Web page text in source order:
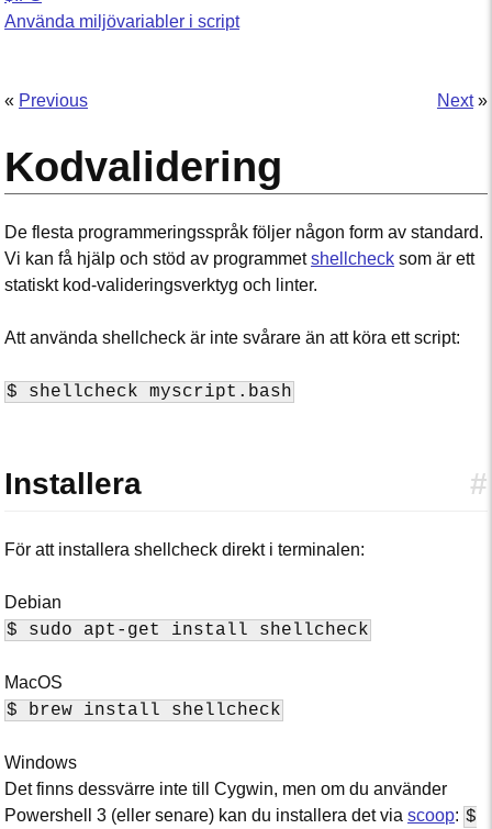
Använda miljövariabler i script
Next»
« Previous
Kodvalidering
De flesta programmeringsspråk följer någon form av standard.
Vi kan få hjälp och stöd av programmetshellcheck som är ett
statiskt kod-valideringsverktyg och linter.
Att använda shellcheck är inte svårare än att köra ett script:
$ shellcheck myscript.bash
#
Installera
För att installera shellcheck direkt i terminalen:
Debian
$ sudo apt-get install shellcheck
MacOS
$ brew install shellcheck
Windows
Det finns dessvärre inte till Cygwin, men om du använder
Powershell 3 (eller senare) kan du installera det viascoop: $